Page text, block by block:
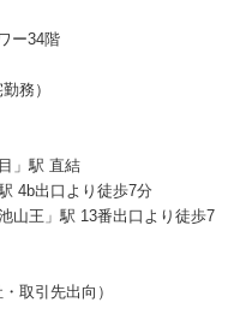
ー34階
務）
」駅 直結
4b出口より徒歩7分
山王」駅 13番出口より徒歩7
取引先出向）